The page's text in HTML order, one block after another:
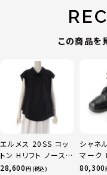
この商品を
エルメス 20SS コッ
トン Hリフト ノースリ
ーブ ブラウス トップ
28,600円 (税込)
シャネ
マーク
マウン
80,300